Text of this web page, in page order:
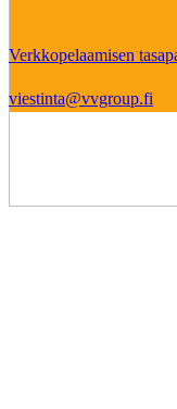
Verkkopelaamisen
viestinta@vvgroup.fi